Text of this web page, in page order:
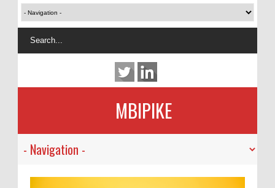
MBIPIKE